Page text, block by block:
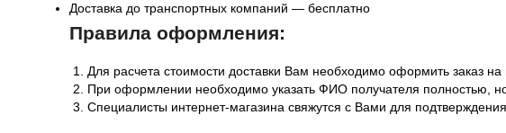
Доставка до транспортных компаний — бесплатно
Правила оформления:
Для расчета стоимости доставки Вам необходимо оформить заказ
При оформлении необходимо указать ФИО получателя полностью,
Специалисты интернет-магазина свяжутся с Вами для